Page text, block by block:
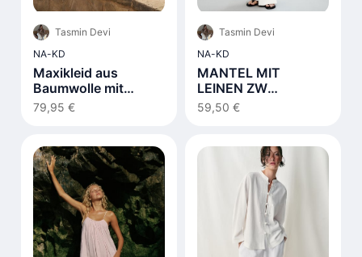
Tasmin Devi
NA-KD
Maxikleid aus
Baumwolle mit
Schnürdetail Weiß
79,95 €
Tasmin Devi
NA-KD
MANTEL MIT
LEINEN ZW
COLLECTION
59,50 €